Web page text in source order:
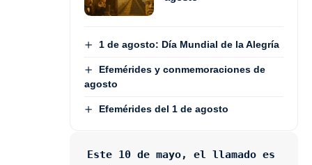
1 de agosto: Día Mundial de la Alegría
Efemérides y conmemoraciones de
agosto
Efemérides del 1 de agosto
Este 10 de mayo, el llamado es